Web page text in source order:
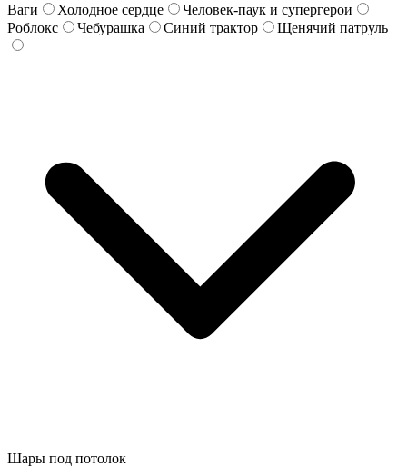
Ваги
Холодное сердце
Человек-паук и супергерои
Роблокс
Чебурашка Синий трактор Щенячий патруль
Шары под потолок